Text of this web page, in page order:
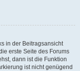
in der Beitragsansicht
erste Seite des Forums
dann ist die Funktion
ist nicht genügend